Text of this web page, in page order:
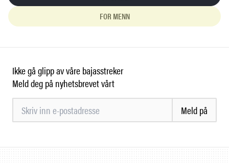
FOR MENN
Ikke gå glipp av våre bajasstreker
Meld deg på nyhetsbrevet vårt
Meld på